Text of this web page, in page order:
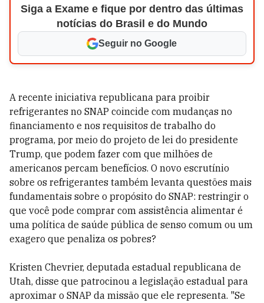
Siga a Exame e fique por dentro das últimas
notícias do Brasil e do Mundo
Seguir no Google
A recente iniciativa republicana para proibir
refrigerantes no SNAP coincide com mudanças no
financiamento e nos requisitos de trabalho do
programa, por meio do projeto de lei do presidente
Trump, que podem fazer com que milhões de
americanos percam benefícios. O novo escrutínio
sobre os refrigerantes também levanta questões mais
fundamentais sobre o propósito do SNAP: restringir o
que você pode comprar com assistência alimentar é
uma política de saúde pública de senso comum ou um
exagero que penaliza os pobres?
Kristen Chevrier, deputada estadual republicana de
Utah, disse que patrocinou a legislação estadual para
aproximar o SNAP da missão que ele representa. "Se